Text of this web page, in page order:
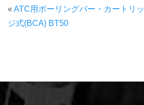
« ATC用ボーリングバー・カートリッ
ジ式(BCA) BT50